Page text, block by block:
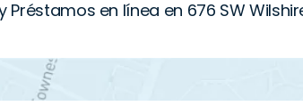
Préstamos en línea en 676 SW